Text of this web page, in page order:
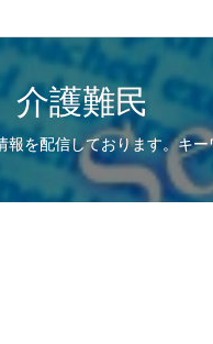
介護難民
を配信しております。キ